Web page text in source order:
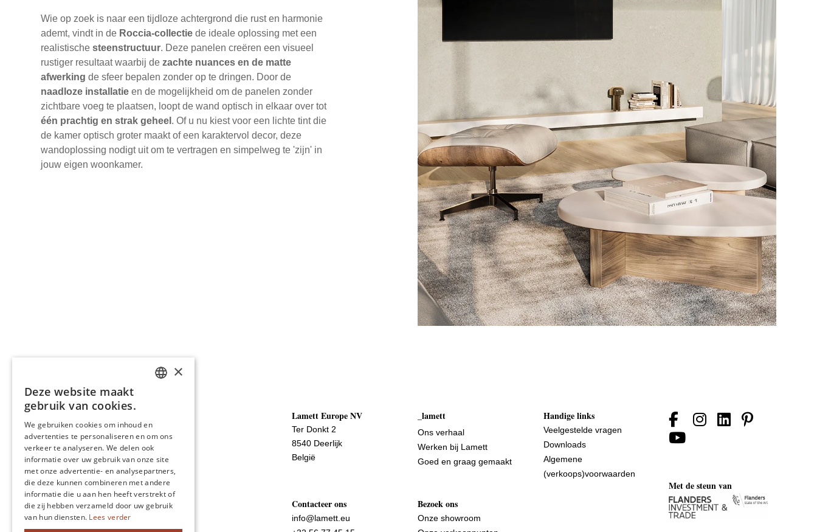
Wie op zoek is naar een tijdloze achtergrond die rust en harmonie
ademt, vindt in de Roccia-collectie de ideale oplossing met een
realistische steenstructuur. Deze panelen creëren een visueel
rustiger resultaat waarbij de zachte nuances en de matte
afwerking de sfeer bepalen zonder op te dringen. Door de
naadloze installatie en de mogelijkheid om de panelen zonder
zichtbare voeg te plaatsen, loopt de wand optisch in elkaar over tot
één prachtig en strak geheel . Of u nu kiest voor een lichte tint die
de kamer optisch groter maakt of een karaktervol decor, deze
wandoplossing nodigt uit om te vertragen en simpelweg te 'zijn' in
jouw eigen woonkamer.
Lamett Europe NV
Ter Donkt 2
8540 Deerlijk
België
_lamett
Ons verhaal
Werken bij Lamett
Goed en graag gemaakt
Handige links
Veelgestelde vragen
Downloads
Algemene
(verkoops)voorwaarden
Contacteer ons
info@lamett.eu
Bezoek ons
Onze showroom
Met de steun van
POLISH
FRENCH
GERMAN
SPANISH
×
Deze website maakt
gebruik van cookies.
We gebruiken cookies om inhoud en
advertenties te personaliseren en om ons
verkeer te analyseren. We delen ook
informatie over uw gebruik van onze site
met onze advertentie- en analysepartners,
die deze kunnen combineren met andere
informatie die u aan hen heeft verstrekt of
die zij hebben verzameld door uw gebruik
van hun diensten. Lees verder